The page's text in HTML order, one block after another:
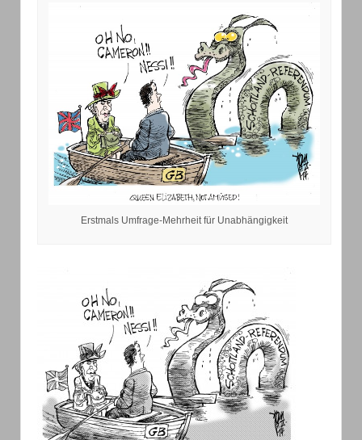
Erstmals Umfrage-Mehrheit für Unabhängigkeit